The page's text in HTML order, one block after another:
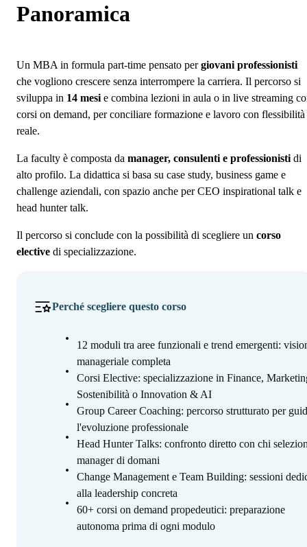
Programma
Docenti
Iscrizione
Borse di studio e finanziamenti
Domande frequenti
Panoramica
Un MBA in formula part-time pensato pergiovani professionisti
che vogliono crescere senza interrompere la carriera. Il percorso si
sviluppa in 14 mesi e combina lezioni in aula o in live streaming
corsi on demand, per conciliare formazione e lavoro con flessibilità
reale.
La faculty è composta da manager, consulenti e professionisti di
alto profilo. La didattica si basa su case study, business game e
challenge aziendali, con spazio anche per CEO inspirational talk e
head hunter talk.
Il percorso si conclude con la possibilità di scegliere un corso
elective di specializzazione.
Perché scegliere questo corso
12 moduli tra aree funzionali e trend emergenti:
manageriale completa
Corsi Elective: specializzazione in Finance,
Sostenibilità o Innovation & AI
Group Career Coaching: percorso strutturato per
l'evoluzione professionale
Head Hunter Talks: confronto diretto con chi
manager di domani
Change Management e Team Building: sessioni
alla leadership concreta
60+ corsi on demand propedeutici: preparazione
autonoma prima di ogni modulo